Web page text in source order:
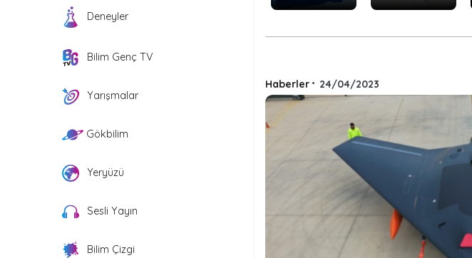
Deneyler
Bilim Genç TV
Yarışmalar
Gökbilim
Yeryüzü
Sesli Yayın
Bilim Çizgi
Haberler • 24/04/2023